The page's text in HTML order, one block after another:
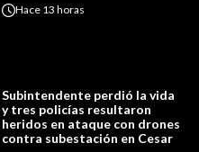
Hace 13 horas
Subintendente perdió la vida
y tres policías resultaron
heridos en ataque con drones
contra subestación en Cesar